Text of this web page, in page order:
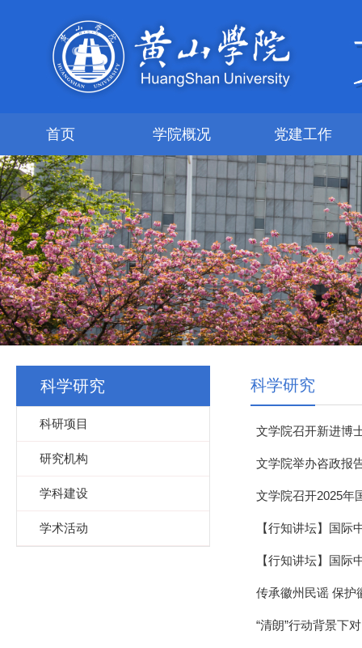
首页 学院概况 党建工作
科学研究
科研项目
研究机构
学科建设
学术活动
科学研究
文学院召开新进博
文学院举办咨政报
文学院召开2025年
【行知讲坛】国际
【行知讲坛】国际
传承徽州民谣 保护
“清朗”行动背景下